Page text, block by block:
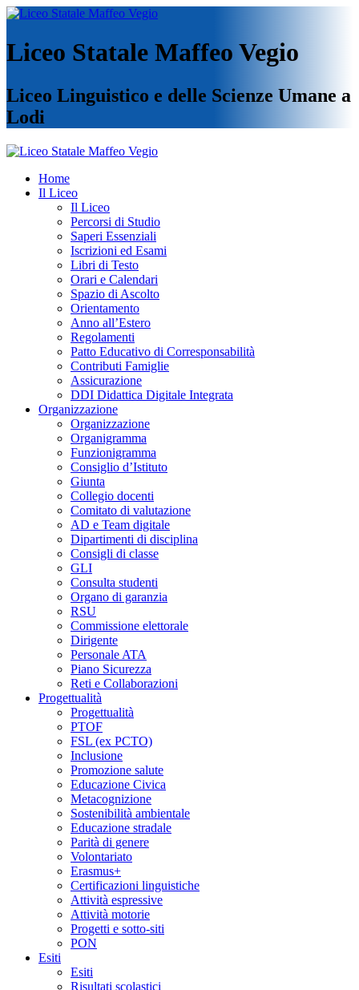
Liceo Statale Maffeo Vegio
Liceo Linguistico e delle Scienze Umane a
Lodi
Home
Il Liceo
Il Liceo
Percorsi di Studio
Saperi Essenziali
Iscrizioni ed Esami
Libri di Testo
Orari e Calendari
Spazio di Ascolto
Orientamento
Anno all’Estero
Regolamenti
Patto Educativo di Corresponsabilità
Contributi Famiglie
Assicurazione
DDI Didattica Digitale Integrata
Organizzazione
Organizzazione
Organigramma
Funzionigramma
Consiglio d’Istituto
Giunta
Collegio docenti
Comitato di valutazione
AD e Team digitale
Dipartimenti di disciplina
Consigli di classe
GLI
Consulta studenti
Organo di garanzia
RSU
Commissione elettorale
Dirigente
Personale ATA
Piano Sicurezza
Reti e Collaborazioni
Progettualità
Progettualità
PTOF
FSL (ex PCTO)
Inclusione
Promozione salute
Educazione Civica
Metacognizione
Sostenibilità ambientale
Educazione stradale
Parità di genere
Volontariato
Erasmus+
Certificazioni linguistiche
Attività espressive
Attività motorie
Progetti e sotto-siti
PON
Esiti
Esiti
Risultati scolastici